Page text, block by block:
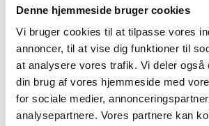
Denne hjemmeside bruger cookies
Vi bruger cookies til at tilpasse vores
annoncer, til at vise dig funktioner til
at analysere vores trafik. Vi deler også
din brug af vores hjemmeside med
for sociale medier,
analysepartnere. Vores partnere kan
I 2000 opførte vi et helt nyt
betonværk, og vi får løbende
vores Branelblandesystem så
klar til at producere beton
nyeste regler og metoder.
Betonværket er